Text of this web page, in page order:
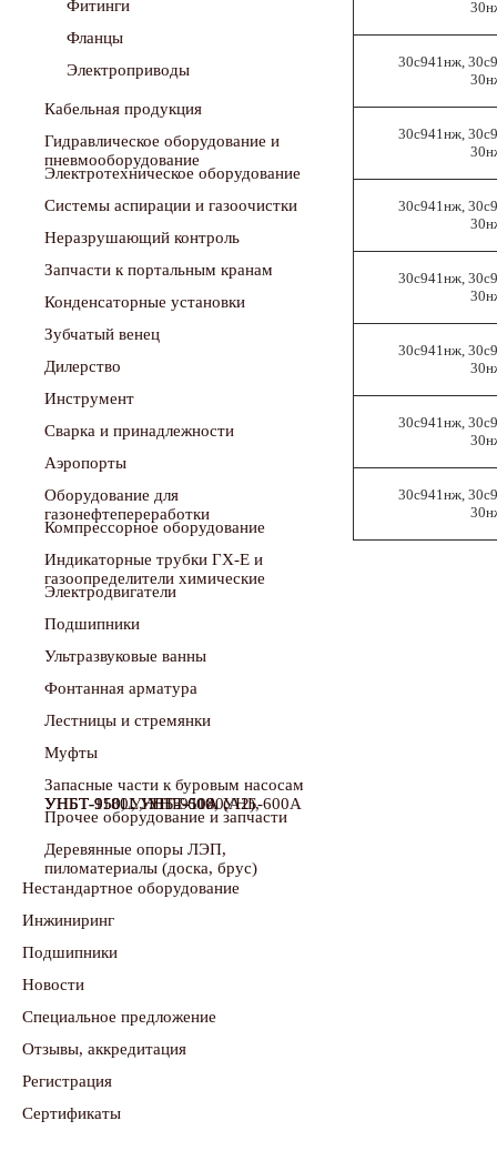
Фитинги
Фланцы
Электроприводы
Кабельная продукция
Гидравлическое оборудование и
Электротехническое оборудование
Системы аспирации и газоочистки
Неразрушающий контроль
Запчасти к портальным кранам
Конденсаторные установки
Зубчатый венец
Дилерство
Инструмент
Сварка и принадлежности
Аэропорты
Оборудование для
Компрессорное оборудование
Индикаторные трубки ГХ-Е и
Электродвигатели
Подшипники
Ультразвуковые ванны
Фонтанная арматура
Лестницы и стремянки
Муфты
Запасные части к буровым насосам
Прочее оборудование и запчасти
Деревянные опоры ЛЭП,
Нестандартное оборудование
Инжиниринг
Подшипники
Новости
Специальное предложение
Отзывы, аккредитация
Регистрация
Сертификаты
30с941нж,
30с941нж,
30с941нж,
30с941нж,
30с941нж,
30с941нж,
30с941нж,